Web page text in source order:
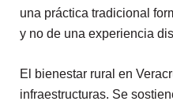
una práctica tradicional
y no de una experiencia
El bienestar rural en
infraestructuras. Se